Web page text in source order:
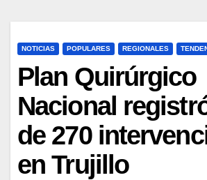
NOTICIAS POPULARES REGIONALES
Plan Quirúrgico
Nacional
de 270
en Trujillo